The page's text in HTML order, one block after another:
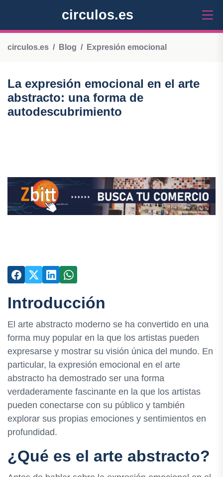
circulos.es
circulos.es Blog Expresión emocional
La expresión emocional en el arte
abstracto: una forma de
autodescubrimiento
Introducción
El arte abstracto moderno se ha convertido en una
forma muy popular en la que los artistas pueden
expresarse y mostrar su visión única del mundo. En
particular, la expresión emocional en el arte
abstracto ha demostrado ser una forma
verdaderamente fascinante en la que los artistas
pueden conectarse con su público y también
explorar sus propias emociones y sentimientos en
profundidad.
¿Qué es el arte abstracto?